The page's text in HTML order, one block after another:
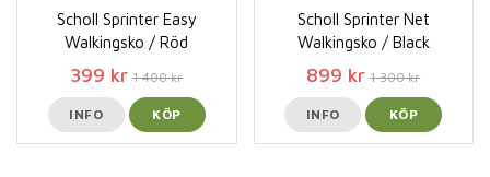
Scholl Sprinter Easy
Walkingsko / Röd
399 kr 1 400 kr
INFO KÖP
Scholl Sprinter Net
Walkingsko / Black
899 kr 1 300 kr
INFO KÖP